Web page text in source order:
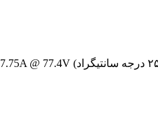
7.75A @ 77.4V